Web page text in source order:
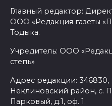
Главный редактор:
ООО «Редакция газеты
Тодыка.
Учредитель: ООО
степь»
Адрес редакции: 346830,
Неклиновский район, с.
Парковый, д.1, оф. 1.